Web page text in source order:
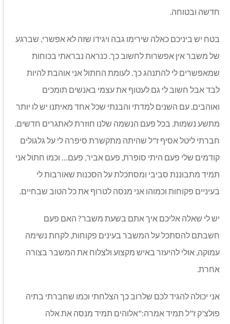
חדשה ובטוחה.
בטח יש ביניכם כאלה שירימו גבה ויגידו שזה לא אפשרי, שברגע
של משבר אין אפשרות לחשוב כך. כנראה נבראתי בכוחות
שמאפשרים לי להתנהג כך. לעומת החתול אני אוהבת להיות
לבד אבל חשוב לי גם לעטוף את עצמי באנשים תומכים
ואוהבים. עם השנים למדתי והבנתי שכל אחד מאיתנו יש לו יותר
מתשע נשמות. בכל פעם הנשמה שלנו חוזרת לאתגרים חדשים.
חברתי ליטל אסיף ז"ל שהיתה מתקשרת סיפרה לי על גלגולים
קודמים שלי פעם היתי סופרת, פעם אביר, פעם… וכמו חתול אני
תמיד מתבוננת סביבי ומסתכלת על הסכנות שאורבות לי
בעיניים פקוחות וכמוהו אני מנסה לטרוף את כל הטוב שבחיים.
יש לי שאלה אליכם איך אתם בשעת משבר? האם פעם
חשבתם להסתכל על המשבר בעינים פקוחות, לקחת נשימה
עמוקה, אולי להיעזר באיש מקצוע ולצלוח את המשבר בצורה
אחרת.
אני יכולה להגיד לכם שלרוב כך הצלחתי וכמו שחברתי בתיה
פולצ'ק ז"ל תמיד אמרה:"אלוהים תמיד מנסה את אלה